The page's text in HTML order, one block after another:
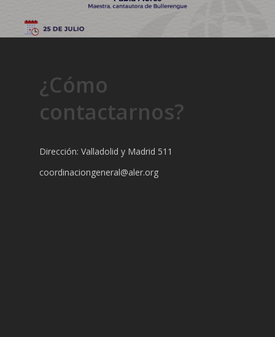
¿Cómo
contactarnos?
Dirección: Valladolid y Madrid 511
coordinaciongeneral@aler.org